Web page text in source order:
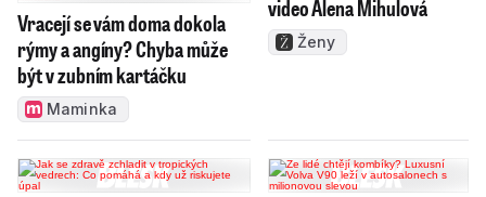
Vracejí se vám doma dokola
rýmy a angíny? Chyba může
být v zubním kartáčku
Maminka
video Alena Mihulová
Ženy